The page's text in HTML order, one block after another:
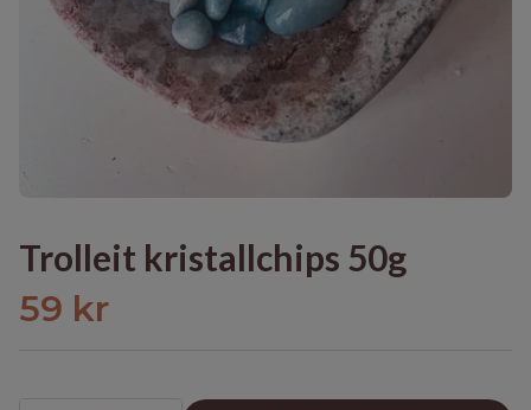
Trolleit kristallchips 50g
59 kr